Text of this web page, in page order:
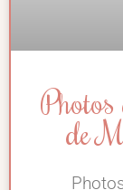
Photos
de